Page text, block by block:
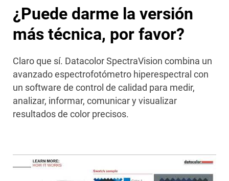
¿Puede darme la versión
más técnica, por favor?
Claro que sí. Datacolor SpectraVision combina un
avanzado espectrofotómetro hiperespectral con
un software de control de calidad para medir,
analizar, informar, comunicar y visualizar
resultados de color precisos.